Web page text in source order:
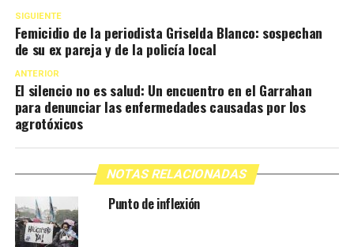
SIGUIENTE
Femicidio de la periodista Griselda Blanco: sospechan
de su ex pareja y de la policía local
ANTERIOR
El silencio no es salud: Un encuentro en el Garrahan
para denunciar las enfermedades causadas por los
agrotóxicos
NOTAS RELACIONADAS
Punto de inflexión